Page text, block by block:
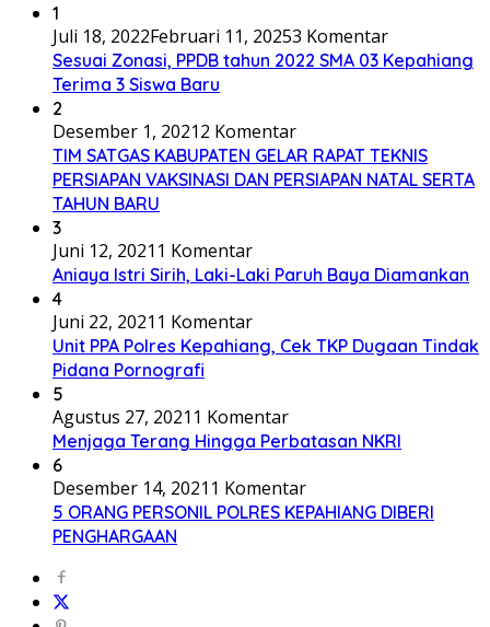
1
Juli 18, 2022Februari 11, 20253 Komentar
Sesuai Zonasi, PPDB tahun 2022 SMA 03 Kepahiang
Terima 3 Siswa Baru
2
Desember 1, 20212 Komentar
TIM SATGAS KABUPATEN GELAR RAPAT TEKNIS
PERSIAPAN VAKSINASI DAN PERSIAPAN NATAL SERTA
TAHUN BARU
3
Juni 12, 2021 1 Komentar
Aniaya Istri Sirih, Laki-Laki Paruh Baya Diamankan
4
Juni 22, 2021 1 Komentar
Unit PPA Polres Kepahiang, Cek TKP Dugaan Tindak
Pidana Pornografi
5
Agustus 27, 2021 1 Komentar
Menjaga Terang Hingga Perbatasan NKRI
6
Desember 14, 2021 1 Komentar
5 ORANG PERSONIL POLRES KEPAHIANG DIBERI
PENGHARGAAN